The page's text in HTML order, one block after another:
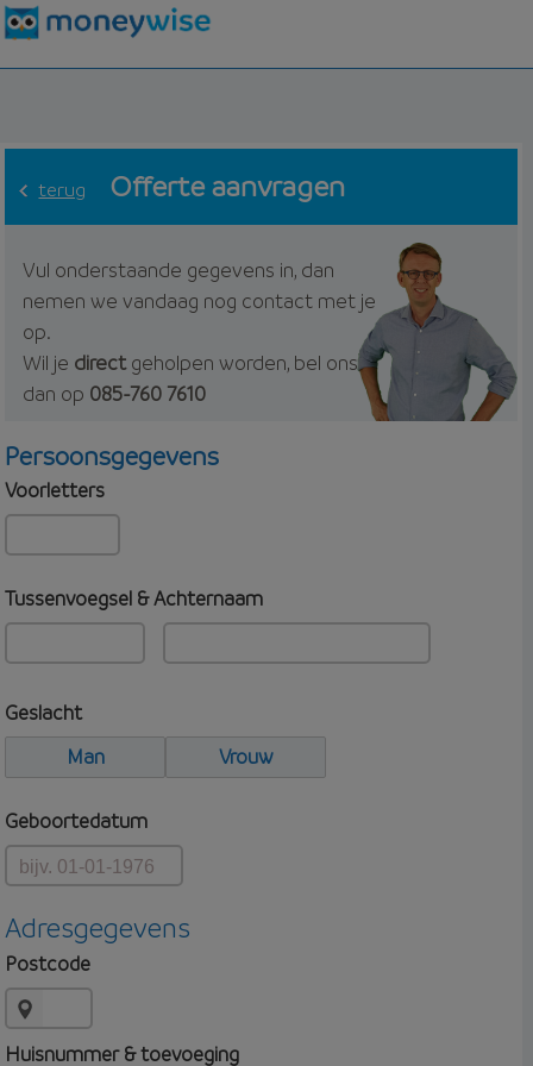
terug Offerte aanvragen
Vul onderstaande gegevens in, dan
nemen we vandaag nog contact met je
op.
Wil je directgeholpen worden, bel ons
dan op 085-760 7610
Persoonsgegevens
Voorletters
Tussenvoegsel & Achternaam
Geslacht
Man
Vrouw
Geboortedatum
Adresgegevens
Postcode
Huisnummer & toevoeging